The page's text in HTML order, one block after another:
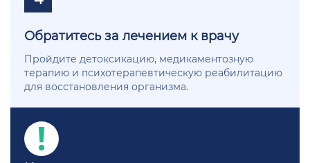
Обратитесь за лечением к врачу
Пройдите детоксикацию, медикаментозную
терапию и психотерапевтическую реабилитацию
для восстановления организма.